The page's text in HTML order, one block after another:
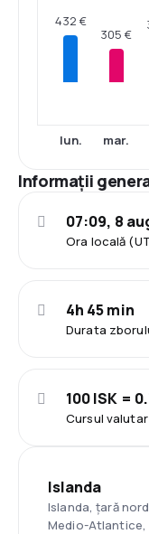
432 €
lun.
305 €
mar.
Informații
Ora locală
07:09, 8
Durata
4h 45 min
Cursul valutar
100 ISK =
Islanda
Islanda, țară
Medio-Atlantice,